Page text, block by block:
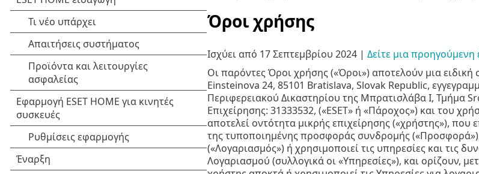
Όροι χρήσης
Ισχύει από 17 Σεπτεμβρίου 2024| Δείτε μια
Οι παρόντες Όροι χρήσης («Όροι») αποτελούν μια
Einsteinova 24, 85101 Bratislava, Slovak Republic,
Περιφερειακού Δικαστηρίου της Μπρατισλάβα Ι, Τμήμα
Επιχείρησης: 31333532, («ESET» ή «Πάροχος») και του
αποτελεί οντότητα μικρής επιχείρησης («χρήστης»),
της τυποποιημένης προσφοράς συνδρομής («Προσφορά»),
(«Λογαριασμός») ή χρησιμοποιεί τις υπηρεσίες και τις
Λογαριασμού (συλλογικά οι «Υπηρεσίες»), και ορίζουν,